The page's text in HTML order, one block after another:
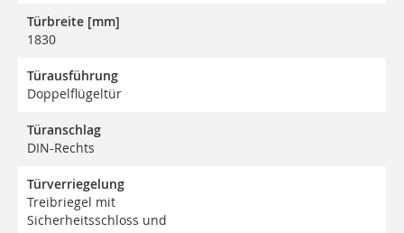
Türbreite [mm]
1830
Türausführung
Doppelflügeltür
Türanschlag
DIN-Rechts
Türverriegelung
Treibriegel mit
Sicherheitsschloss und